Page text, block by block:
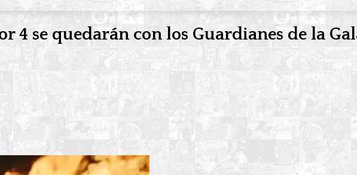
4 se quedarán con los Guardianes de la